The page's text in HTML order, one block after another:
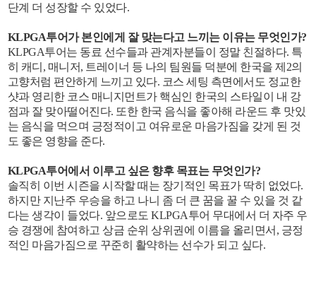
단계 더 성장할 수 있었다.
KLPGA투어가 본인에게 잘 맞는다고 느끼는 이유는 무엇인가?
KLPGA투어는 동료 선수들과 관계자분들이 정말 친절하다. 특
히 캐디, 매니저, 트레이너 등 나의 팀원들 덕분에 한국을 제2의
고향처럼 편안하게 느끼고 있다. 코스 세팅 측면에서도 정교한
샷과 영리한 코스 매니지먼트가 핵심인 한국의 스타일이 내 강
점과 잘 맞아떨어진다. 또한 한국 음식을 좋아해 라운드 후 맛있
는 음식을 먹으며 긍정적이고 여유로운 마음가짐을 갖게 된 것
도 좋은 영향을 준다.
KLPGA투어에서 이루고 싶은 향후 목표는 무엇인가?
솔직히 이번 시즌을 시작할 때는 장기적인 목표가 딱히 없었다.
하지만 지난주 우승을 하고 나니 좀 더 큰 꿈을 꿀 수 있을 것 같
다는 생각이 들었다. 앞으로도 KLPGA투어 무대에서 더 자주 우
승 경쟁에 참여하고 상금 순위 상위권에 이름을 올리면서, 긍정
적인 마음가짐으로 꾸준히 활약하는 선수가 되고 싶다.